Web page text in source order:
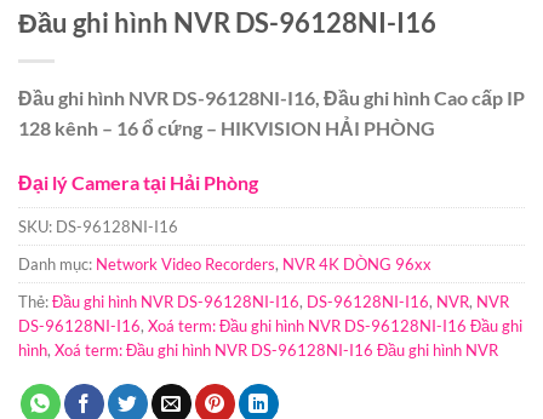
Đầu ghi hình NVR DS-96128NI-I16
Đầu ghi hình NVR DS-96128NI-I16, Đầu ghi hình Cao cấp IP
128 kênh – 16 ổ cứng – HIKVISION HẢI PHÒNG
Đại lý Camera tại Hải Phòng
SKU: DS-96128NI-I16
Danh mục: Network Video Recorders, NVR 4K DÒNG 96xx
Thẻ:Đầu ghi hình NVR DS-96128NI-I16, DS-96128NI-I16, NVR, NVR
DS-96128NI-I16, Xoá term: Đầu ghi hình NVR DS-96128NI-I16 Đầu ghi
hình, Xoá term: Đầu ghi hình NVR DS-96128NI-I16 Đầu ghi hình NVR